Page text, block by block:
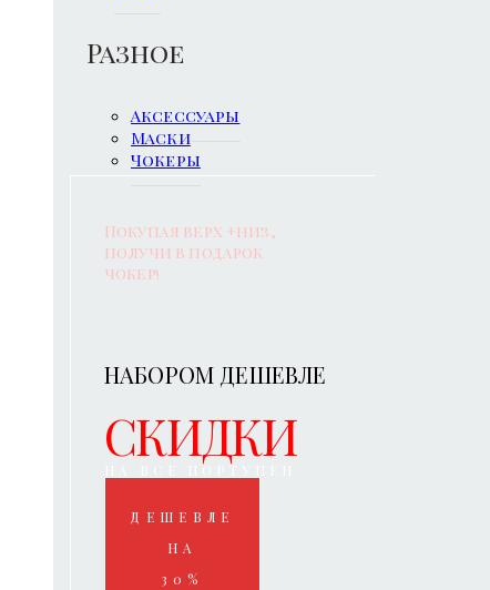
Разное
Аксессуары
Маски
Чокеры
Покупая верх +низ,
получи в подарок
чокер!
НАБОРОМ ДЕШЕВЛЕ
СКИДКИ
НА ВСЕ ПОРТУПЕИ
ДЕШЕВЛЕ
НА
30%